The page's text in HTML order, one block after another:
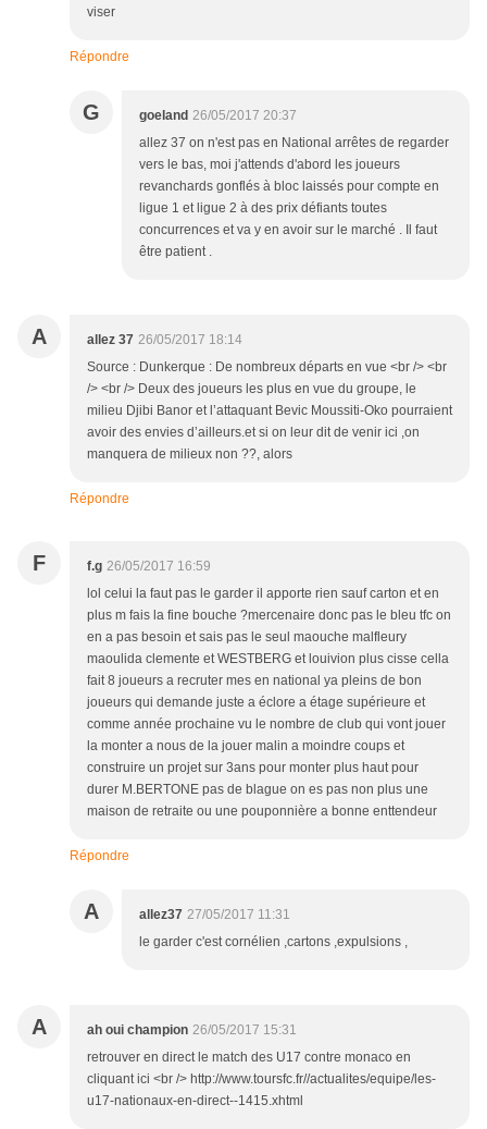
viser
Répondre
G goeland 26/05/2017 20:37
allez 37 on n'est pas en National arrêtes de regarder
vers le bas, moi j'attends d'abord les joueurs
revanchards gonflés à bloc laissés pour compte en
ligue 1 et ligue 2 à des prix défiants toutes
concurrences et va y en avoir sur le marché . Il faut
être patient .
A allez 37 26/05/2017 18:14
Source : Dunkerque : De nombreux départs en vue <br /> <br
/> <br /> Deux des joueurs les plus en vue du groupe, le
milieu Djibi Banor et l’attaquant Bevic Moussiti-Oko pourraient
avoir des envies d’ailleurs.et si on leur dit de venir ici ,on
manquera de milieux non ??, alors
Répondre
F f.g 26/05/2017 16:59
lol celui la faut pas le garder il apporte rien sauf carton et en
plus m fais la fine bouche ?mercenaire donc pas le bleu tfc on
en a pas besoin et sais pas le seul maouche malfleury
maoulida clemente et WESTBERG et louivion plus cisse cella
fait 8 joueurs a recruter mes en national ya pleins de bon
joueurs qui demande juste a éclore a étage supérieure et
comme année prochaine vu le nombre de club qui vont jouer
la monter a nous de la jouer malin a moindre coups et
construire un projet sur 3ans pour monter plus haut pour
durer M.BERTONE pas de blague on es pas non plus une
maison de retraite ou une pouponnière a bonne enttendeur
Répondre
A allez37 27/05/2017 11:31
le garder c'est cornélien ,cartons ,expulsions ,
A ah oui champion 26/05/2017 15:31
retrouver en direct le match des U17 contre monaco en
cliquant ici <br /> http://www.toursfc.fr//actualites/equipe/les-
u17-nationaux-en-direct--1415.xhtml